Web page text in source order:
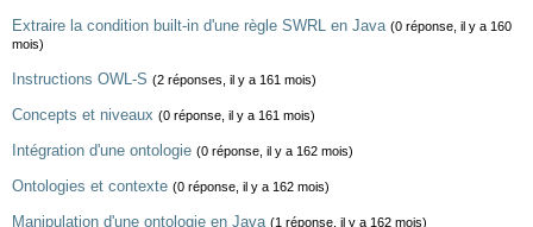
Extraire la condition built-in d'une règle SWRL en Java (0 réponse, il y a 160
mois)
Instructions OWL-S (2 réponses, il y a 161 mois)
Concepts et niveaux (0 réponse, il y a 161 mois)
Intégration d'une ontologie (0 réponse, il y a 162 mois)
Ontologies et contexte (0 réponse, il y a 162 mois)
Manipulation d'une ontologie en Java (1 réponse, il y a 162 mois)